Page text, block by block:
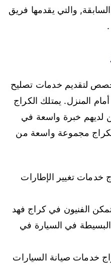
والتي يقدمها فريق
لتقديم خدمات تصليح
المنزل. يمتلك الكراج
لديهم خبرة واسعة في
مجموعة واسعة من
خدمات تغيير الإطارات
الفنيون في كراج فهد
في السيارة في
خدمات صيانة السيارات